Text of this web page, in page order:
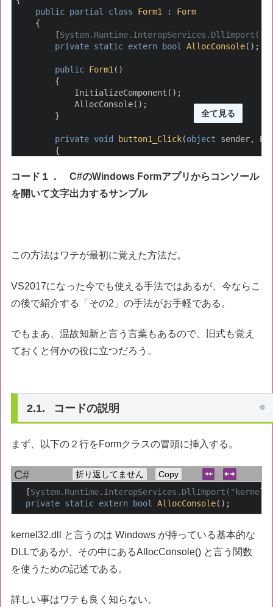
全て見る
public partial class Form1 : Form
{
[System.Runtime.InteropServices.DllImport(
private static extern bool AllocConsole( )
public Form1 ( )
{
InitializeComponent();
}
private void button1_Click(object sender,
{
Console.WriteLine(now.ToString( "yyyy年M
}
}
コード１． C#のWindows Formアプリからコンソール
を開いて文字出力するサンプル
この方法はワテが最初に覚えた方法だ。
VS2017になった今でも使える手法ではあるが、今ならこ
の後で紹介する「その2」の手法がお手軽である。
でもまあ、温故知新と言う言葉もあるので、旧式も覚え
ておくと何かの役に立つだろう。
コードの説明
まず、以下の２行をFormクラスの冒頭に挿入する。
Copy
折り返してません
[System.Runtime.InteropServices.DllImport(
private static extern bool AllocConsole( )
kernel32.dll と言うのは Windows が持っている基本的な
DLLであるが、その中にあるAllocConsole() と言う関数
を使うための記述である。
詳しい事はワテも良く知らない。